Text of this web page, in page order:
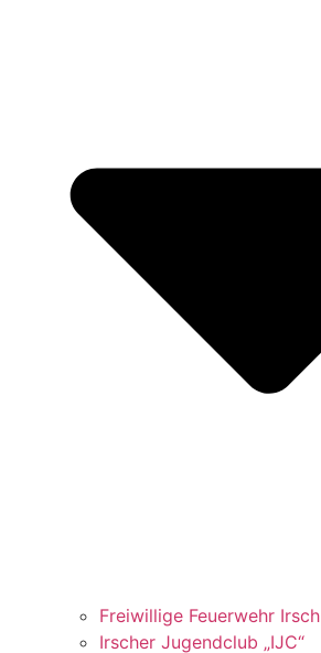
Freiwillige Feuerwehr Irsch
Irscher Jugendclub „IJC“